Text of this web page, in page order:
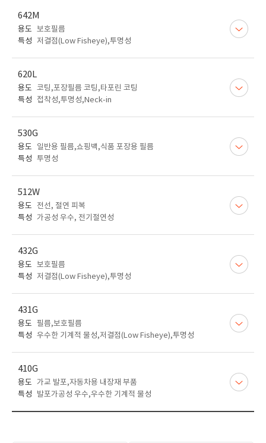
642M
용도 보호필름
특성
저결점(Low Fisheye),투명성
620L
용도 코팅,포장필름 코팅,타포린 코팅
특성
접착성,투명성,Neck-in
530G
용도
일반용 필름,쇼핑백,식품 포장용 필름
특성 투명성
512W
용도
전선, 절연 피복
특성 가공성 우수, 전기절연성
432G
용도 보호필름
특성
저결점(Low Fisheye),투명성
431G
용도 필름,보호필름
특성 우수한 기계적 물성,저결점(Low Fisheye),투명성
410G
용도 가교 발포,자동차용 내장재 부품
특성
발포가공성 우수,우수한 기계적 물성